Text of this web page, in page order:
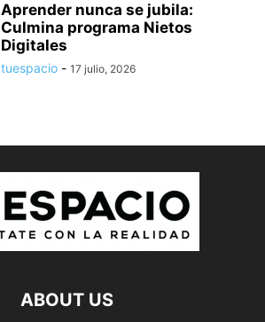
Aprender nunca se jubila:
Culmina programa Nietos
Digitales
tuespacio - 17 julio, 2026
ABOUT US